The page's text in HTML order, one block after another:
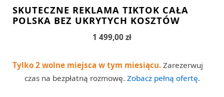
SKUTECZNE REKLAMA TIKTOK CAŁA
POLSKA BEZ UKRYTYCH KOSZTÓW
1 499,00 zł
Tylko 2 wolne miejsca w tym miesiącu. Zarezerwuj
czas na bezpłatną rozmowę. Zobacz pełną ofertę.